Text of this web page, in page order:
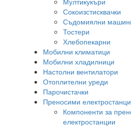
Сокоизстисквачки
Съдомиялни
Тостери
Хлебопекарни
Мобилни климатици
Мобилни хладилници
Настолни вентилатори
Отоплителни уреди
Парочистачки
Преносими
Компоненти за
електростанции